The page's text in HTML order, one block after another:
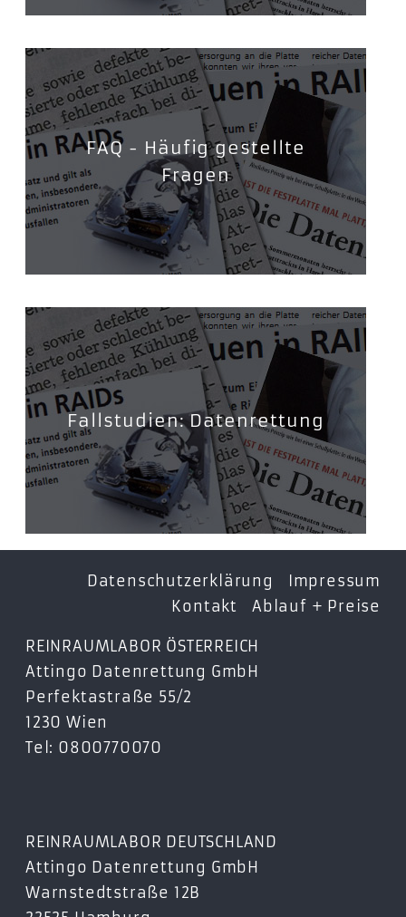
FAQ - Häufig gestellte
Fragen
Fallstudien: Datenrettung
Datenschutzerklärung
Impressum
Kontakt
Ablauf + Preise
REINRAUMLABOR ÖSTERREICH
Attingo Datenrettung GmbH
Perfektastraße 55/2
1230 Wien
Tel: 0800770070
REINRAUMLABOR DEUTSCHLAND
Attingo Datenrettung GmbH
Warnstedtstraße 12B